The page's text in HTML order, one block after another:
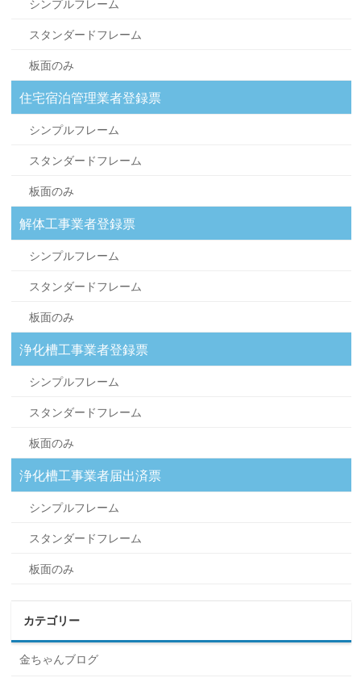
シンプルフレーム
スタンダードフレーム
板面のみ
住宅宿泊管理業者登録票
シンプルフレーム
スタンダードフレーム
板面のみ
解体工事業者登録票
シンプルフレーム
スタンダードフレーム
板面のみ
浄化槽工事業者登録票
シンプルフレーム
スタンダードフレーム
板面のみ
浄化槽工事業者届出済票
シンプルフレーム
スタンダードフレーム
板面のみ
カテゴリー
金ちゃんブログ